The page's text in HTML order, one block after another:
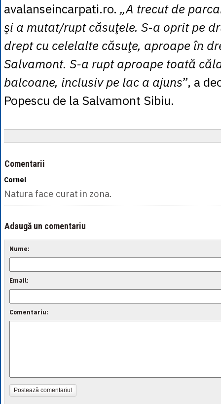
avalanseincarpati.ro. „A trecut de
şi a mutat/rupt căsuţele. S-a oprit pe
drept cu celelalte căsuţe, aproape în
Salvamont. S-a rupt aproape toată
balcoane, inclusiv pe lac a ajuns”, a
Popescu de la Salvamont Sibiu.
Comentarii
Cornel
Natura face curat in zona.
Adaugă un comentariu
Nume:
Email:
Comentariu:
Postează comentariul